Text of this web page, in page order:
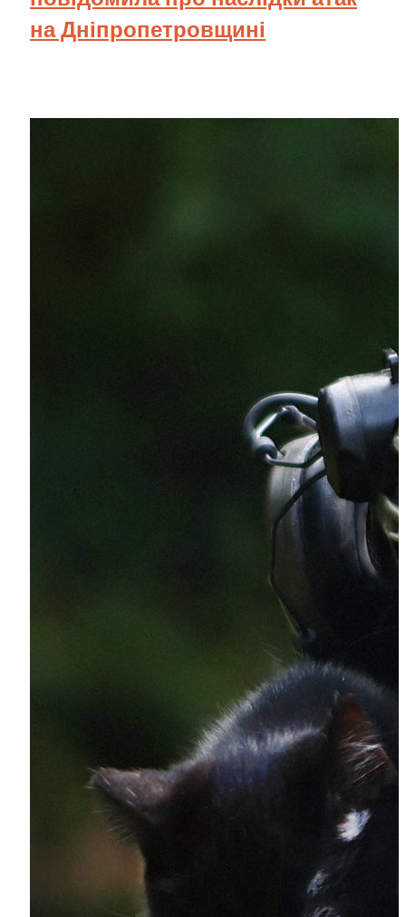
на Дніпропетровщині